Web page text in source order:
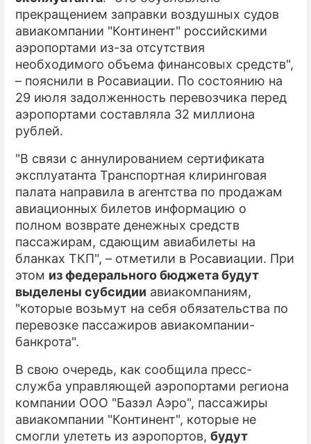
прекращением заправки воздушных судов
авиакомпании "Континент" российскими
аэропортами из-за отсутствия
необходимого объема финансовых средств",
– пояснили в Росавиации. По состоянию на
29 июля задолженность перевозчика перед
аэропортами составляла 32 миллиона
рублей.
"В связи с аннулированием сертификата
эксплуатанта Транспортная клиринговая
палата направила в агентства по продажам
авиационных билетов информацию о
полном возврате денежных средств
пассажирам, сдающим авиабилеты на
бланках ТКП", – отметили в Росавиации. При
этом из федерального бюджета будут
выделены субсидии авиакомпаниям,
"которые возьмут на себя обязательства по
перевозке пассажиров авиакомпании-
банкрота".
В свою очередь, как сообщила пресс-
служба управляющей аэропортами региона
компании ООО "Базэл Аэро", пассажиры
авиакомпании "Континент", которые не
смогли улететь из аэропортов, будут